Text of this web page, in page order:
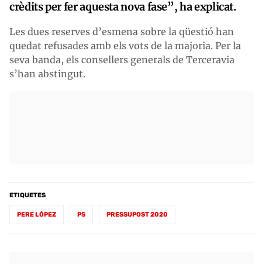
crèdits per fer aquesta nova fase”, ha explicat.
Les dues reserves d’esmena sobre la qüestió han
quedat refusades amb els vots de la majoria. Per la
seva banda, els consellers generals de Terceravia
s’han abstingut.
ETIQUETES
PERE LÓPEZ PS PRESSUPOST 2020